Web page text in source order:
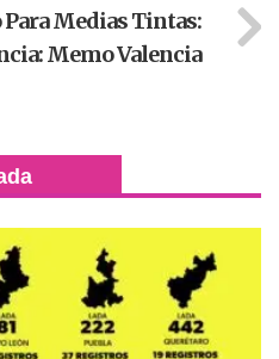
Medias Tintas:
Memo Valencia